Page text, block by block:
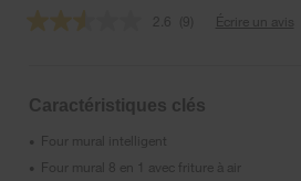
2.6 Lire
Lien
vers
page.
(9) Écrire un avis
Caractéristiques clés
• Four mural intelligent
• Four mural 8 en 1 avec friture à air